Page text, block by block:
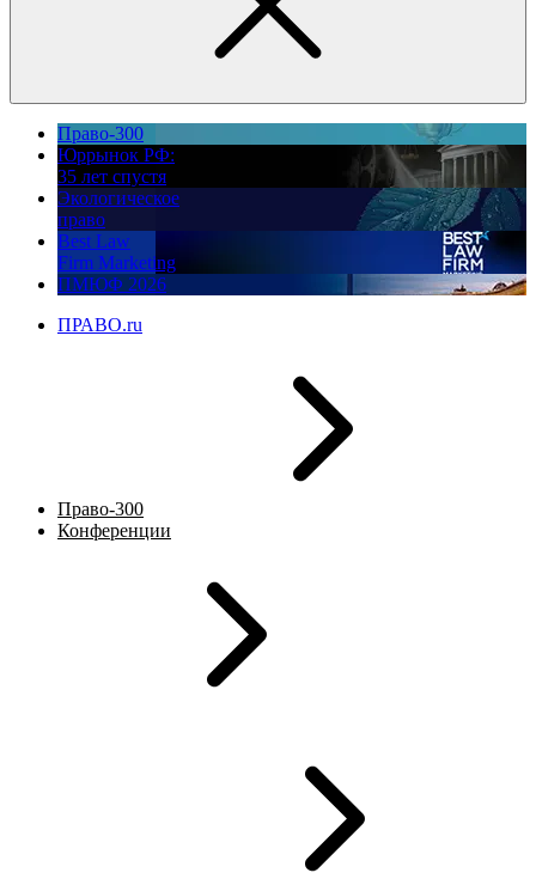
Право-300
Юррынок РФ:
35 лет спустя
Экологическое
право
Best Law
Firm Marketing
ПМЮФ 2026
ПРАВО.ru
Право-300
Конференции